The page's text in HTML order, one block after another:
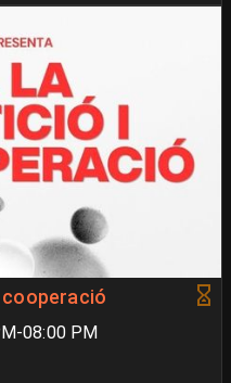
cooperació
08:00 PM